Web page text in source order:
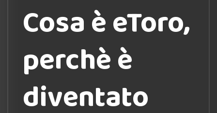
Cosa è eToro,
perchè è
diventato